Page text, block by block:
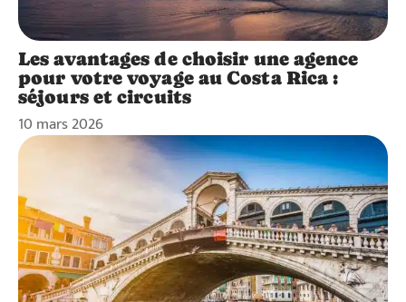
Les avantages de choisir une agence
pour votre voyage au Costa Rica :
séjours et circuits
10 mars 2026